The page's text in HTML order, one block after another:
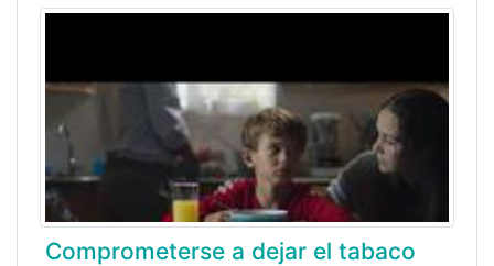
Comprometerse a dejar el tabaco